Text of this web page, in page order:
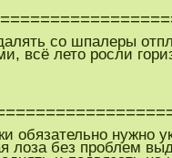
со шпалеры
всё лето росли
обязательно нужно
лоза без проблем